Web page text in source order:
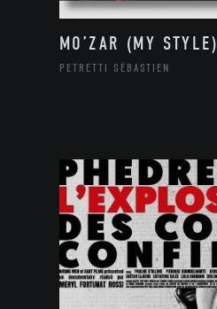
MO’ZAR (MY STYLE)
PETRETTI SÉBASTIEN